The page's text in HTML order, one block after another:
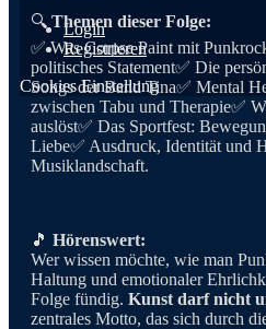
Login
Registrieren
Cookies Einstellung
🔍 Themen dieser Folge:
✅ Was Corpse Paint mit
politisches Statement✅ Die
Songs der Band Tina✅ Mental
zwischen Tabu und Therapie✅
auslöst✅ Das Sportfest:
Liebe✅ Ausdruck, Identität und
Musiklandschaft.
🎵 Hörenswert:
Wer wissen möchte, wie man
Haltung und emotionaler
Folge fündig. Kunst darf nicht
zentrales Motto, das sich durch